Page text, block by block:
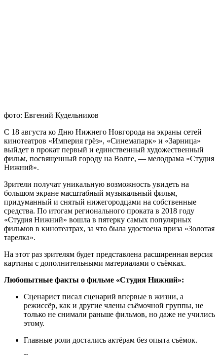
фото: Евгений Кудельников
С 18 августа ко Дню Нижнего Новгорода на экраны сетей
кинотеатров «Империя грёз», «Синемапарк» и «Зарница»
выйдет в прокат первый и единственный художественный
фильм, посвященный городу на Волге, — мелодрама «Студия
Нижний».
Зрители получат уникальную возможность увидеть на
большом экране масштабный музыкальный фильм,
придуманный и снятый нижегородцами на собственные
средства. По итогам регионального проката в 2018 году
«Студия Нижний» вошла в пятерку самых популярных
фильмов в кинотеатрах, за что была удостоена приза «Золотая
тарелка».
На этот раз зрителям будет представлена расширенная версия
картины с дополнительными материалами о съёмках.
Любопытные факты о фильме «Студия Нижний»:
Сценарист писал сценарий впервые в жизни, а
режиссёр, как и другие члены съёмочной группы, не
только не снимали раньше фильмов, но даже не учились
этому.
Главные роли достались актёрам без опыта съёмок.